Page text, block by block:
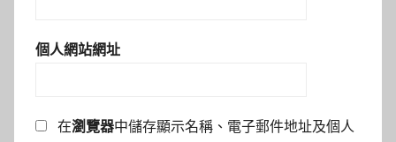
個人網站網址
在瀏覽器中儲存顯示名稱、電子郵件地址及個人